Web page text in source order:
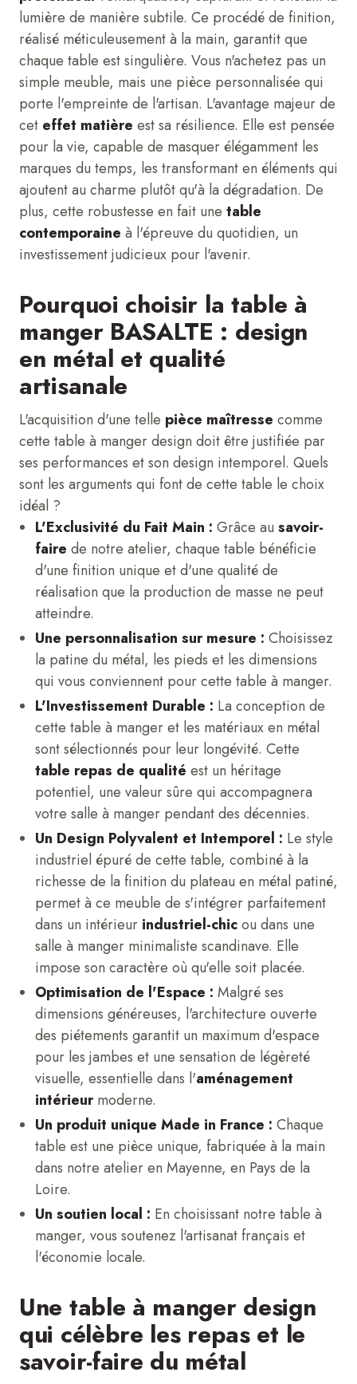
lumière de manière subtile. Ce procédé de finition,
réalisé méticuleusement à la main, garantit que
chaque table est singulière. Vous n'achetez pas un
simple meuble, mais une pièce personnalisée qui
porte l'empreinte de l'artisan. L'avantage majeur de
cet effet matière est sa résilience. Elle est pensée
pour la vie, capable de masquer élégamment les
marques du temps, les transformant en éléments qui
ajoutent au charme plutôt qu'à la dégradation. De
plus, cette robustesse en fait une table
contemporaine à l'épreuve du quotidien, un
investissement judicieux pour l'avenir.
Pourquoi choisir la table à
manger BASALTE : design
en métal et qualité
artisanale
L'acquisition d'une telle pièce maîtresse comme
cette table à manger design doit être justifiée par
ses performances et son design intemporel. Quels
sont les arguments qui font de cette table le choix
idéal ?
L'Exclusivité du Fait Main : Grâce au savoir-
faire de notre atelier, chaque table bénéficie
d'une finition unique et d'une qualité de
réalisation que la production de masse ne peut
atteindre.
Une personnalisation sur mesure : Choisissez
la patine du métal, les pieds et les dimensions
qui vous conviennent pour cette table à manger.
L'Investissement Durable : La conception de
cette table à manger et les matériaux en métal
sont sélectionnés pour leur longévité. Cette
table repas de qualité est un héritage
potentiel, une valeur sûre qui accompagnera
votre salle à manger pendant des décennies.
Un Design Polyvalent et Intemporel : Le style
industriel épuré de cette table, combiné à la
richesse de la finition du plateau en métal patiné,
permet à ce meuble de s'intégrer parfaitement
dans un intérieur industriel-chicou dans une
salle à manger minimaliste scandinave. Elle
impose son caractère où qu'elle soit placée.
Optimisation de l'Espace : Malgré ses
dimensions généreuses, l'architecture ouverte
des piétements garantit un maximum d'espace
pour les jambes et une sensation de légèreté
visuelle, essentielle dans l'aménagement
intérieurmoderne.
Un produit unique Made in France : Chaque
table est une pièce unique, fabriquée à la main
dans notre atelier en Mayenne, en Pays de la
Loire.
Un soutien local : En choisissant notre table à
manger, vous soutenez l'artisanat français et
l'économie locale.
Une table à manger design
qui célèbre les repas et le
savoir-faire du métal